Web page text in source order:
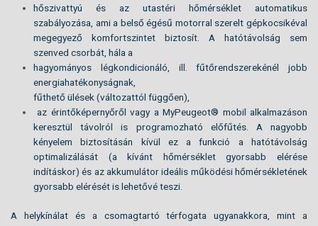
hőszivattyú és az utastéri hőmérséklet automatikus
szabályozása, ami a belső égésű motorral szerelt gépkocsikéval
megegyező komfortszintet biztosít. A hatótávolság sem
szenved csorbát, hála a
hagyományos légkondicionáló, ill. fűtőrendszerekénél jobb
energiahatékonyságnak,
fűthető ülések (változattól függően),
az érintőképernyőről vagy a MyPeugeot® mobil alkalmazáson
keresztül távolról is programozható előfűtés. A nagyobb
kényelem biztosításán kívül ez a funkció a hatótávolság
optimalizálását (a kívánt hőmérséklet gyorsabb elérése
indításkor) és az akkumulátor ideális működési hőmérsékletének
gyorsabb elérését is lehetővé teszi.
A helykínálat és a csomagtartó térfogata ugyanakkora, mint a